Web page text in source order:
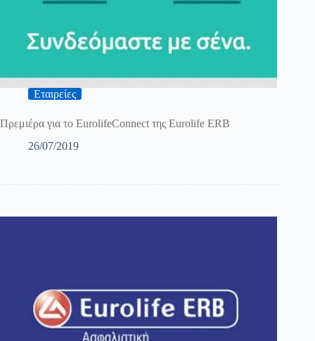
Εταιρείες
Πρεμιέρα για τo EurolifeConnect της Eurolife ERB
26/07/2019